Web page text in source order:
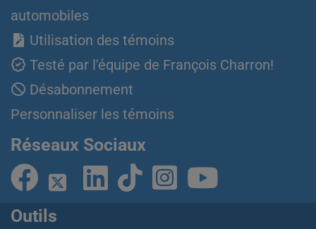
automobiles
Utilisation des témoins
Testé par l'équipe de François Charron!
Désabonnement
Personnaliser les témoins
Réseaux Sociaux
Outils